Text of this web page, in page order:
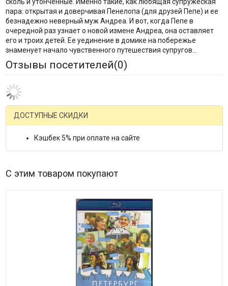
сколь и утонченные. Именно такие, как любящая супружеская
пара: открытая и доверчивая Пенелопа (для друзей Пепе) и ее
безнадежно неверный муж Андреа. И вот, когда Пепе в
очередной раз узнает о новой измене Андреа, она оставляет
его и троих детей. Ее уединение в домике на побережье
знаменует начало чувственного путешествия супругов...
Отзывы посетителей(0)
Оставьте отзыв и получите подарок:
Гость Mail.Ru ВКонтакте